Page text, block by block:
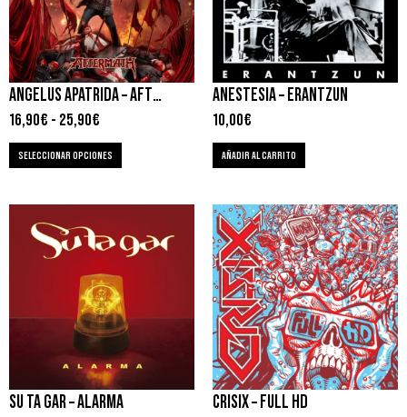
ANGELUS APATRIDA – AFTERMATH
16,90€ - 25,90€
SELECCIONAR OPCIONES
ANESTESIA – ERANTZUN
10,00€
AÑADIR AL CARRITO
SU TA GAR – ALARMA CRISIX – FULL HD